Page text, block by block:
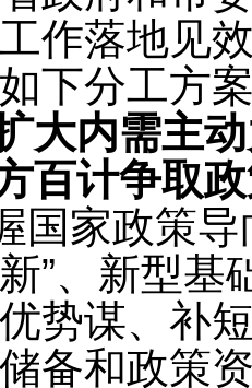
作落地见
下分工方
大内需主
百计争取
国家政策
新”、新型
势谋、补
备和政策